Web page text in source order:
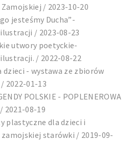
/ 2023-10-20
jesteśmy Ducha”-
/ 2023-08-23
utwory poetyckie-
/ 2022-08-22
- wystawa ze zbiorów
2022-01-13
POLSKIE - POPLENEROWA
/ 2021-08-19
plastyczne dla dzieci i
zamojskiej starówki / 2019-09-